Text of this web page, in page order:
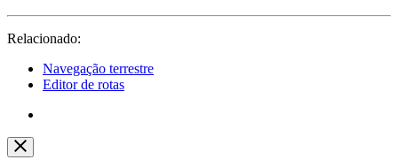
Relacionado:
Navegação terrestre
Editor de rotas